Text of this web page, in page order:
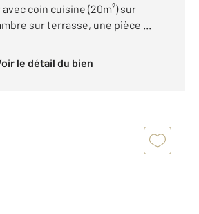
coin cuisine (20m²) sur
sur terrasse, une pièce ...
Voir le détail du bien